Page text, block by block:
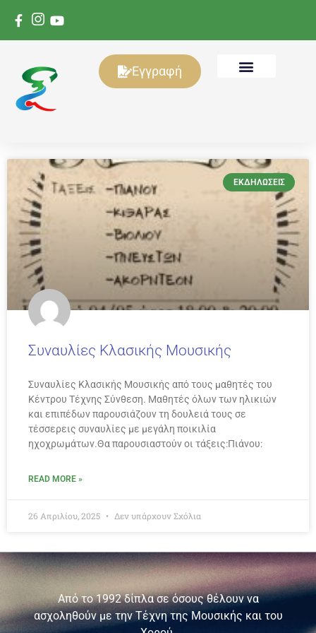
Εγγραφή
ΕΚΔΗΛΏΣΕΙΣ
Συναυλίες Κλασικής Μουσικής
Συναυλίες Κλασικής Μουσικής από τους μαθητές του
Κέντρου Τέχνης Σύνθεση. Μαθητές όλων των ηλικιών
και επιπέδων παρουσιάζουν τη δουλειά τους σε
τέσσερεις συναυλίες με μεγάλη ποικιλία
ηχοχρωμάτων.Θα παρουσιαστούν οι τάξεις:Πιάνου:
READ MORE »
26 Απριλίου, 2025 Δεν υπάρχουν Σχόλια
Από το 1992 δίπλα σε όσους θέλουν να
ασχοληθούν με την Τέχνη της Μουσικής και του